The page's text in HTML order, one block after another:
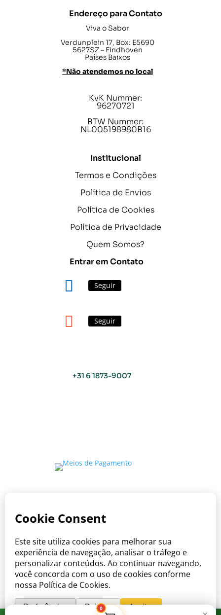
Endereço para Contato
Viva o Sabor
Verdunplein 17, Box: E5690
5627SZ – Eindhoven
Países Baixos
*Não atendemos no local
KvK Nummer:
96270721
BTW Nummer:
NL005198980B16
Institucional
Termos e Condições
Política de Envios
Política de Cookies
Política de Privacidade
Quem Somos?
Entrar em Contato
Seguir
Seguir
+31 6 1873-9007
Onde o cuidado encontra o sabor do
0